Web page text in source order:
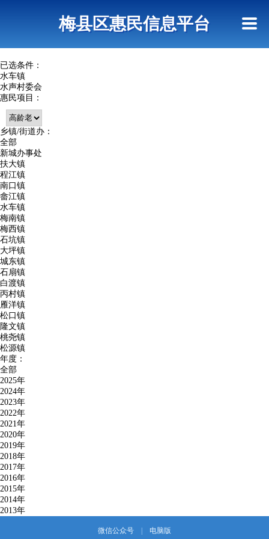
查询指引梅县区惠民信息平台
已选条件：
水车镇
水声村委会
惠民项目：
乡镇/街道办：
全部
新城办事处
扶大镇
程江镇
南口镇
畲江镇
水车镇
梅南镇
梅西镇
石坑镇
大坪镇
城东镇
石扇镇
白渡镇
丙村镇
雁洋镇
松口镇
隆文镇
桃尧镇
松源镇
年度：
全部
2025年
2024年
2023年
2022年
2021年
2020年
2019年
2018年
2017年
2016年
2015年
2014年
2013年
微信公众号 电脑版